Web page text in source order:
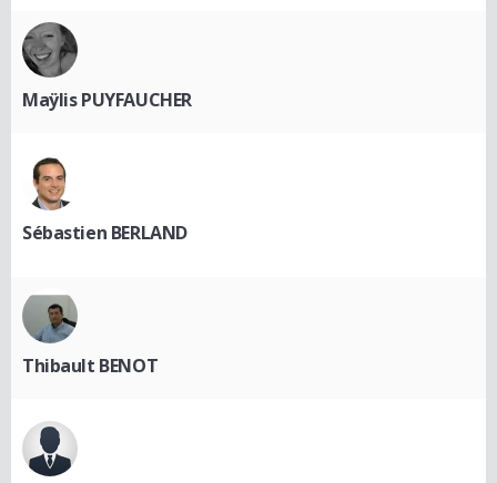
Maÿlis PUYFAUCHER
Sébastien BERLAND
Thibault BENOT